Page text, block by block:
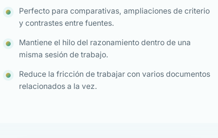
Perfecto para comparativas, ampliaciones de criterio
y contrastes entre fuentes.
Mantiene el hilo del razonamiento dentro de una
misma sesión de trabajo.
Reduce la fricción de trabajar con varios documentos
relacionados a la vez.